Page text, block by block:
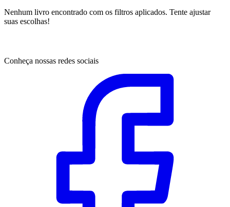
Nenhum livro encontrado com os filtros aplicados. Tente ajustar
suas escolhas!
Conheça nossas redes sociais